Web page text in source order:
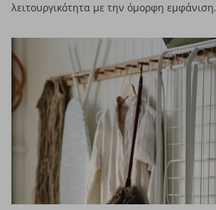
λειτουργικότητα με την όμορφη εμφάνιση.